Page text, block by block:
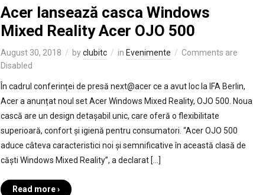
Acer lansează casca Windows
Mixed Reality Acer OJO 500
August 30, 2018 byclubitc in Evenimente
Comments are
Disabled
În cadrul conferinței de presă next@acer ce a avut loc la IFA Berlin,
Acer a anunțat noul set Acer Windows Mixed Reality, OJO 500. Noua
cască are un design detașabil unic, care oferă o flexibilitate
superioară, confort și igienă pentru consumatori. “Acer OJO 500
aduce câteva caracteristici noi și semnificative în această clasă de
căști Windows Mixed Reality”, a declarat […]
Read more ›